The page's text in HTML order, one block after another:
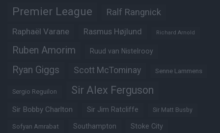
Premier League Ralf Rangnick
Raphaël Varane Rasmus Højlund Richard Arnold
Ruben Amorim Ruud van Nistelrooy
Ryan Giggs Scott McTominay Senne Lammens
Sergio Reguilon Sir Alex Ferguson
Sir Bobby Charlton Sir Jim Ratcliffe Sir Matt Busby
Sofyan Amrabat Southampton Stoke City